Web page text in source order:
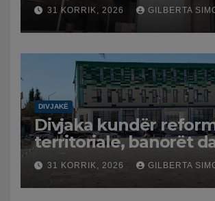
31 KORRIK, 2026 GILBERTA
DIVJAKË
Divjaka kundër
territoriale, banorët
protestë.
31 KORRIK, 2026 GILBERTA